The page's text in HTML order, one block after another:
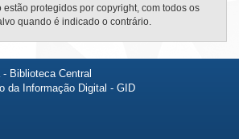
estão protegidos por copyright, com todos os
quando é indicado o contrário.
Biblioteca Central
da Informação Digital - GID